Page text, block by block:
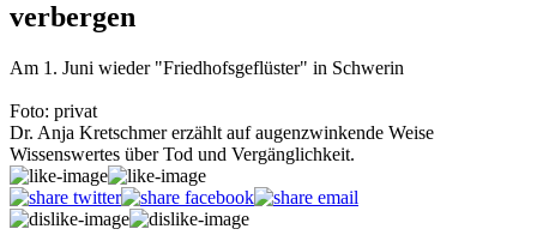
verbergen
Am 1. Juni wieder "Friedhofsgeflüster" in Schwerin
Foto: privat
Dr. Anja Kretschmer erzählt auf augenzwinkende Weise
Wissenswertes über Tod und Vergänglichkeit.